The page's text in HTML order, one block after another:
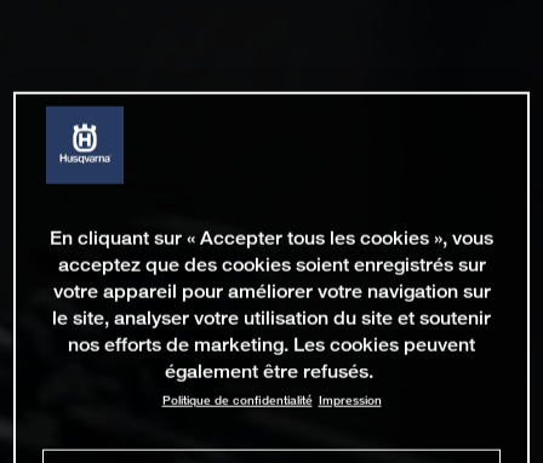
En cliquant sur « Accepter tous les cookies », vous
acceptez que des cookies soient enregistrés sur
votre appareil pour améliorer votre navigation sur
le site, analyser votre utilisation du site et soutenir
nos efforts de marketing. Les cookies peuvent
également être refusés.
Politique de confidentialité Impression